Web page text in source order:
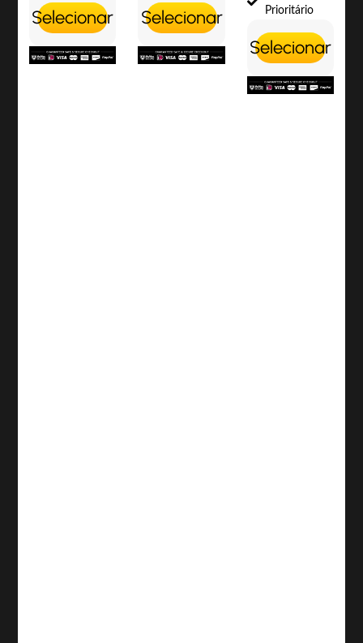
Selecionar Selecionar
Prioritário
Selecionar